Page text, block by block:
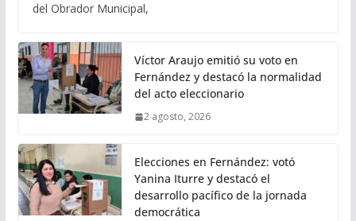
del Obrador Municipal,
Víctor Araujo emitió su voto en
Fernández y destacó la normalidad
del acto eleccionario
2 agosto, 2026
Elecciones en Fernández: votó
Yanina Iturre y destacó el
desarrollo pacífico de la jornada
democrática